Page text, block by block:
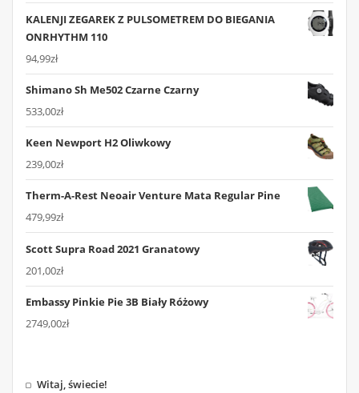
KALENJI ZEGAREK Z PULSOMETREM DO BIEGANIA
ONRHYTHM 110
94,99zł
Shimano Sh Me502 Czarne Czarny
533,00zł
Keen Newport H2 Oliwkowy
239,00zł
Therm-A-Rest Neoair Venture Mata Regular Pine
479,99zł
Scott Supra Road 2021 Granatowy
201,00zł
Embassy Pinkie Pie 3B Biały Różowy
2749,00zł
Witaj, świecie!